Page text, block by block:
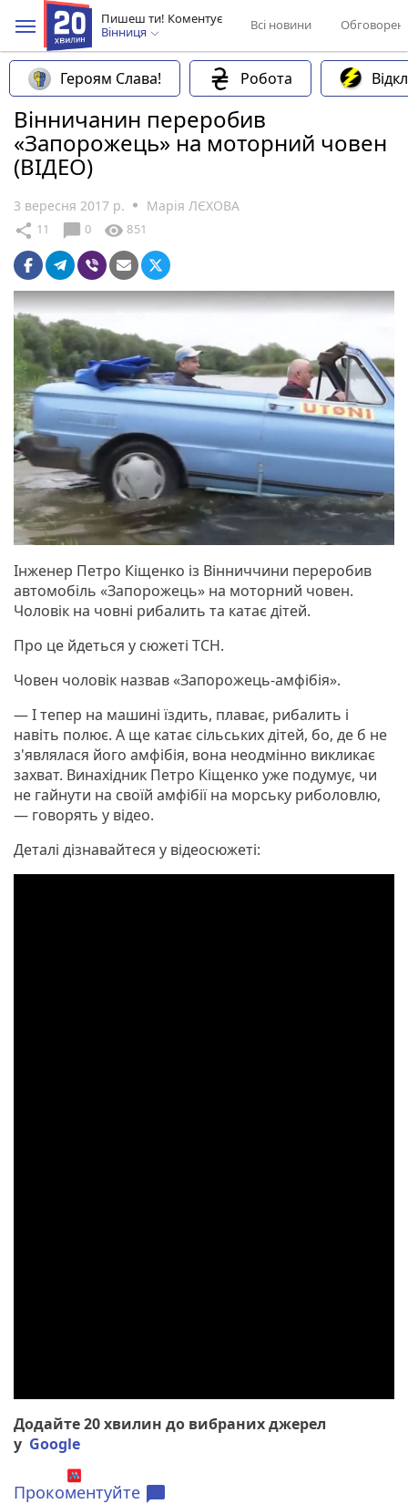
Пишеш ти! Коментує
Вінниця
Всі новини
Героям Слава! Робота
Вінничанин переробив
«Запорожець» на моторний човен
(ВІДЕО)
3 вересня 2017 р. Марія ЛЄХОВА
share 11 chat_bubble 0 visibility 851
Інженер Петро Кіщенко із Вінниччини переробив
автомобіль «Запорожець» на моторний човен.
Чоловік на човні рибалить та катає дітей.
Про це йдеться у сюжеті ТСН.
Човен чоловік назвав «Запорожець-амфібія».
— І тепер на машині їздить, плаває, рибалить і
навіть полює. А ще катає сільських дітей, бо, де б не
з'являлася його амфібія, вона неодмінно викликає
захват. Винахідник Петро Кіщенко уже подумує, чи
не гайнути на своїй амфібії на морську риболовлю,
— говорять у відео.
Деталі дізнавайтеся у відеосюжеті:
Додайте 20 хвилин до вибраних джерел
у Google
Прокоментуйте chat_bubble